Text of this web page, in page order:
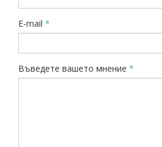
E-mail *
Въведете вашето мнение *